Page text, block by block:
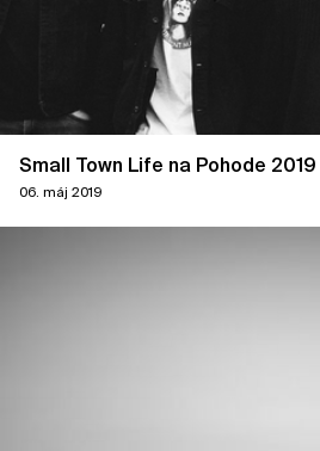
Small Town Life na Pohode 2019
06. máj 2019